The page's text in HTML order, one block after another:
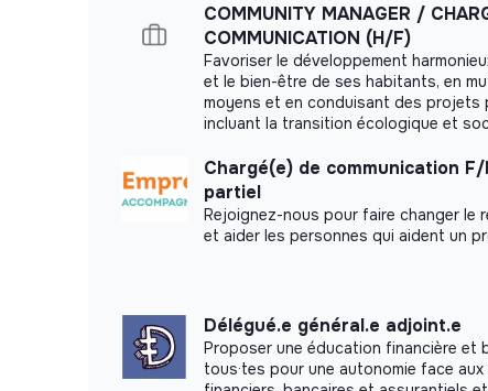
COMMUNITY MANAGER /
COMMUNICATION (H/F)
Favoriser le développement
et le bien-être de ses habitants, en
moyens et en conduisant des projets
incluant la transition écologique et
Chargé(e) de communication F/
partiel
Rejoignez-nous pour faire changer le
et aider les personnes qui aident un
Délégué.e général.e adjoint.e
Proposer une éducation financière et
tous·tes pour une autonomie face